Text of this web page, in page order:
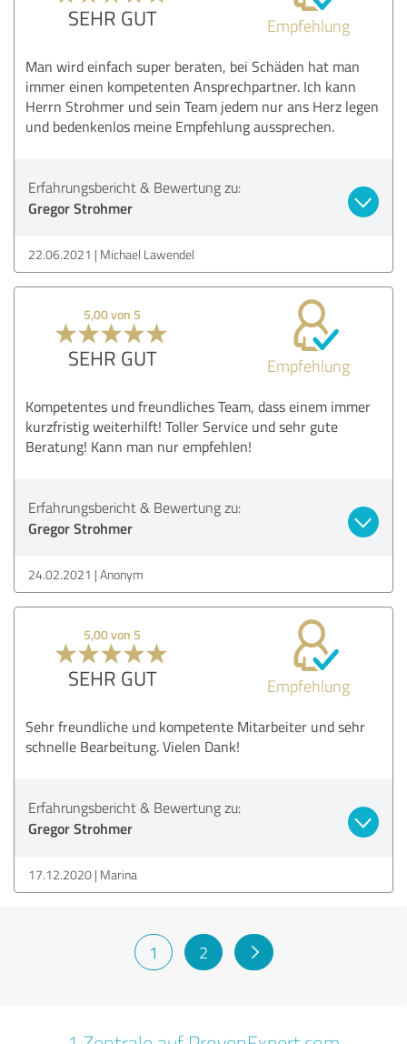
SEHR GUT Empfehlung
Man wird einfach super beraten, bei Schäden hat man
immer einen kompetenten Ansprechpartner. Ich kann
Herrn Strohmer und sein Team jedem nur ans Herz legen
und bedenkenlos meine Empfehlung aussprechen.
Erfahrungsbericht & Bewertung zu:
Gregor Strohmer
22.06.2021 Michael Lawendel
5,00 von 5
SEHR GUT Empfehlung
Kompetentes und freundliches Team, dass einem immer
kurzfristig weiterhilft! Toller Service und sehr gute
Beratung! Kann man nur empfehlen!
Erfahrungsbericht & Bewertung zu:
Gregor Strohmer
24.02.2021 Anonym
5,00 von 5
SEHR GUT Empfehlung
Sehr freundliche und kompetente Mitarbeiter und sehr
schnelle Bearbeitung. Vielen Dank!
Erfahrungsbericht & Bewertung zu:
Gregor Strohmer
17.12.2020 Marina
1 2